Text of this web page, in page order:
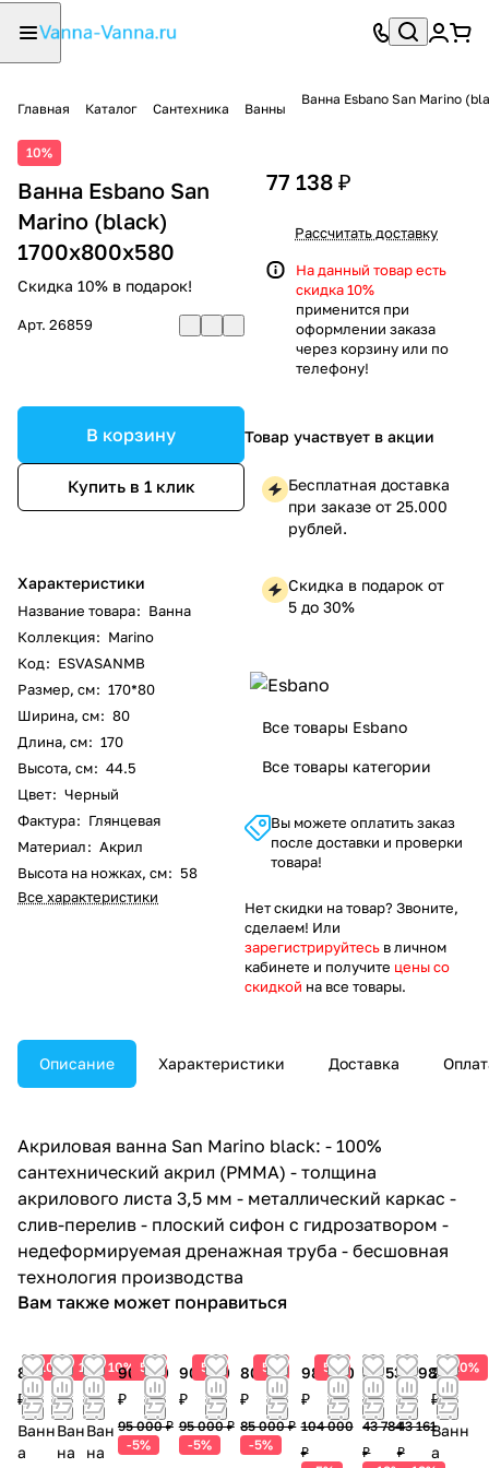
Главная Каталог Сантехника Ванны
Ванна Esbano San Marino
10%
Ванна Esbano San
Marino (black)
1700x800x580
Скидка 10% в подарок!
Арт. 26859
В корзину
Купить в 1 клик
Характеристики
Название товара: Ванна
Коллекция: Marino
Код: ESVASANMB
Размер, см: 170*80
Ширина, см: 80
Длина, см: 170
Высота, см: 44.5
Цвет: Черный
Фактура: Глянцевая
Материал: Акрил
Высота на ножках, см: 58
Все характеристики
77 138 ₽
Рассчитать доставку
На данный товар есть
скидка 10%
применится при
оформлении заказа
через корзину или по
телефону!
Товар участвует в акции
Бесплатная доставка
при заказе от 25.000
рублей.
Скидка в подарок от
5 до 30%
Все товары Esbano
Все товары категории
Вы можете оплатить заказ
после доставки и проверки
товара!
Нет скидки на товар? Звоните,
сделаем! Или
зарегистрируйтесь в личном
кабинете и получите цены со
скидкой на все товары.
Описание Характеристики Доставка
Акриловая ванна San Marino black: - 100%
сантехнический акрил (PMMA) - толщина
акрилового листа 3,5 мм - металлический каркас -
слив-перелив - плоский сифон с гидрозатвором -
недеформируемая дренажная труба - бесшовная
технология производства
Вам также может понравиться
10%
86 063
₽
Ванн
а
10%
67 500
₽
Ван
на
10%
71 400
₽
Ван
на
5%
90 250
₽
95 000 ₽
-5%
5%
90 250
₽
95 000 ₽
-5%
5%
80 750
₽
85 000 ₽
-5%
5%
98 800
₽
104 000
₽
38 530
₽
43 784
₽
37 982
₽
43 161
₽
10%
21 981
₽
Ванн
а